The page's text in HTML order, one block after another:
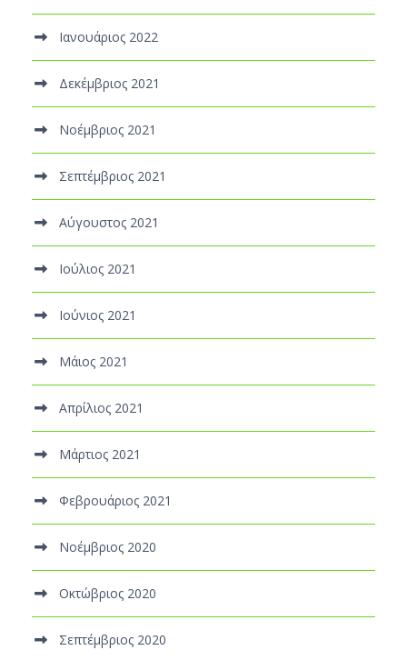
Ιανουάριος 2022
Δεκέμβριος 2021
Νοέμβριος 2021
Σεπτέμβριος 2021
Αύγουστος 2021
Ιούλιος 2021
Ιούνιος 2021
Μάιος 2021
Απρίλιος 2021
Μάρτιος 2021
Φεβρουάριος 2021
Νοέμβριος 2020
Οκτώβριος 2020
Σεπτέμβριος 2020